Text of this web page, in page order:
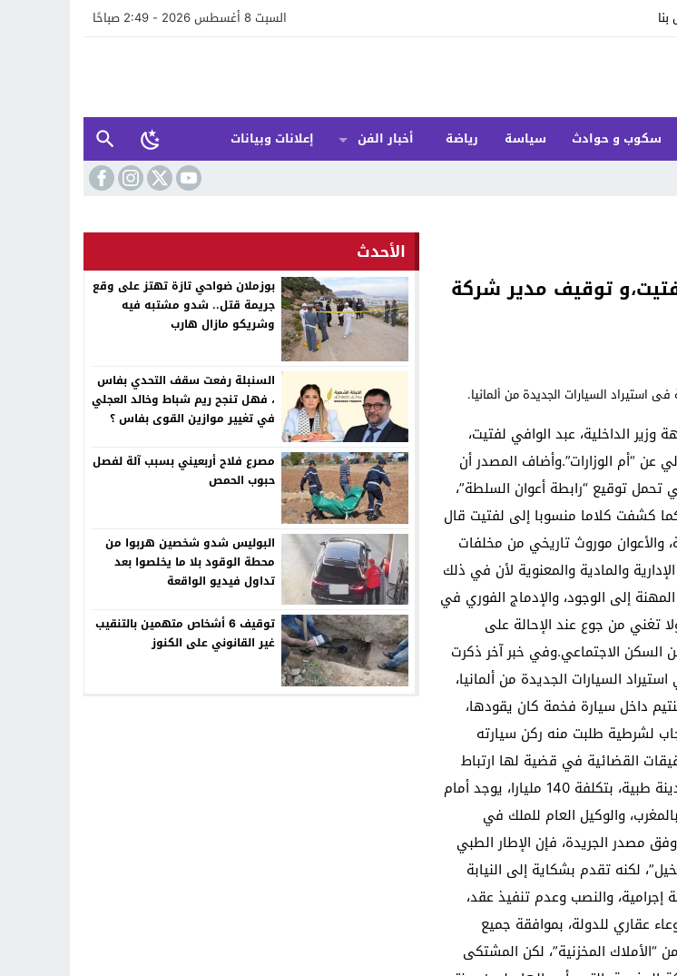
السبت 8 أغسطس 2026 - 2:49 صباحًا
سكوب و حوادث سياسة رياضة أخبار الفن
إعلانات وبيانات
توقيف مدير شركة
الداخلية، عبد الوافي لفتيت،
عن “أم الوزارات”.وأضاف المصدر أن
تحمل توقيع “رابطة أعوان السلطة”،
كشفت كلاما منسوبا إلى لفتيت قال
والأعوان موروث تاريخي من مخلفات
والمادية والمعنوية لأن في ذلك
المهنة إلى الوجود، والإدماج الفوري في
تغني من جوع عند الإحالة على
السكن الاجتماعي.وفي خبر آخر ذكرت
السيارات الجديدة من ألمانيا،
الأموال، وحجزت مبلغا ماليا قيمته 770 مليون سنتيم داخل سيارة فخمة كان يقودها،
لشرطية طلبت منه ركن سيارته
القضائية في قضية لها ارتباط
بتبييض أموال في مشاريع اقتصادية داخل المملكة.“المساء” قالت إن مشروع مدينة طبية، بتكلفة 140 مليارا، يوجد أمام
والوكيل العام للملك في
مصدر الجريدة، فإن الإطار الطبي
لكنه تقدم بشكاية إلى النيابة
إجرامية، والنصب وعدم تنفيذ عقد،
عقاري للدولة، بموافقة جميع
“الأملاك المخزنية”، لكن المشتكى
الأحدث
بوزملان ضواحي تازة تهتز على وقع
جريمة قتل.. شدو مشتبه فيه
وشريكو مازال هارب
السنبلة رفعت سقف التحدي بفاس
، فهل تنجح ريم شباط وخالد العجلي
في تغيير موازين القوى بفاس ؟
مصرع فلاح أربعيني بسبب آلة لفصل
حبوب الحمص
البوليس شدو شخصين هربوا من
محطة الوقود بلا ما يخلصوا بعد
تداول فيديو الواقعة
توقيف 6 أشخاص متهمين بالتنقيب
غير القانوني على الكنوز